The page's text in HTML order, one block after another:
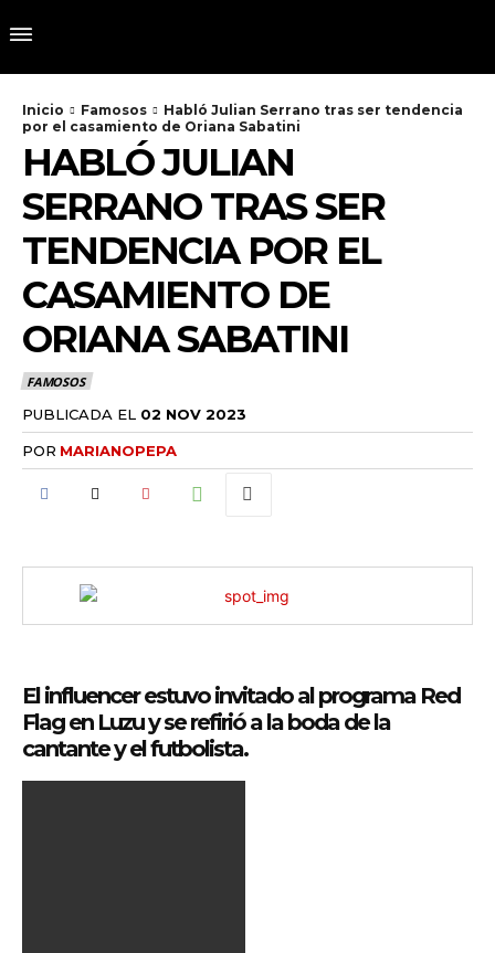
Inicio Famosos
Habló Julian Serrano tras ser tendencia
por el casamiento de Oriana Sabatini
HABLÓ JULIAN
SERRANO TRAS SER
TENDENCIA POR EL
CASAMIENTO DE
ORIANA SABATINI
FAMOSOS
PUBLICADA EL 02 NOV 2023
POR MARIANOPEPA
El influencer estuvo invitado al programa Red
Flag en Luzu y se refirió a la boda de la
cantante y el futbolista.